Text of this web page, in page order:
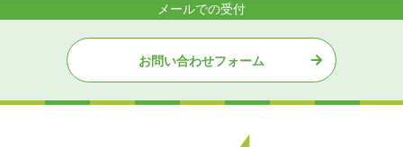
メールでの受付
お問い合わせフォーム